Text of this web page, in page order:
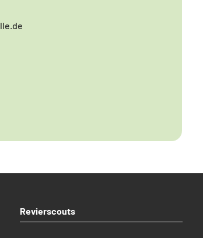
Revierscouts